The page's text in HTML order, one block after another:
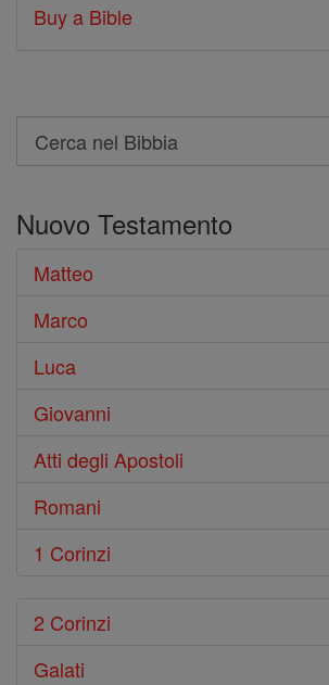
Buy a Bible
Search
Cerca
Bibbia
Nuovo Testamento
Matteo
Marco
Luca
Giovanni
Atti degli Apostoli
Romani
1 Corinzi
2 Corinzi
Galati